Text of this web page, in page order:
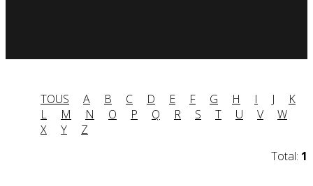
TOUS A B C D E F G H I J
K
L
M N O P Q R S T U V
W
X
Y
Z
Total: 1